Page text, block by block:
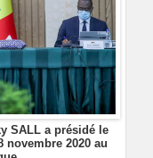
SALL a présidé le
2020 au